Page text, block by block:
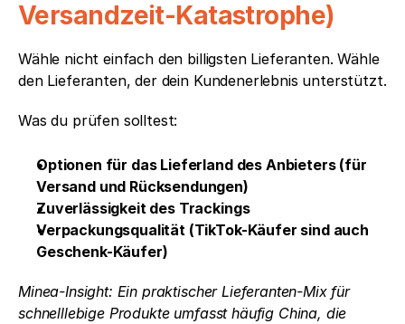
Versandzeit-Katastrophe)
Wähle nicht einfach den billigsten Lieferanten. Wähle
den Lieferanten, der dein Kundenerlebnis unterstützt.
Was du prüfen solltest:
Optionen für das Lieferland des Anbieters (für
Versand und Rücksendungen)
Zuverlässigkeit des Trackings
Verpackungsqualität (TikTok-Käufer sind auch
Geschenk-Käufer)
Minea-Insight: Ein praktischer Lieferanten-Mix für
schnelllebige Produkte umfasst häufig China, die